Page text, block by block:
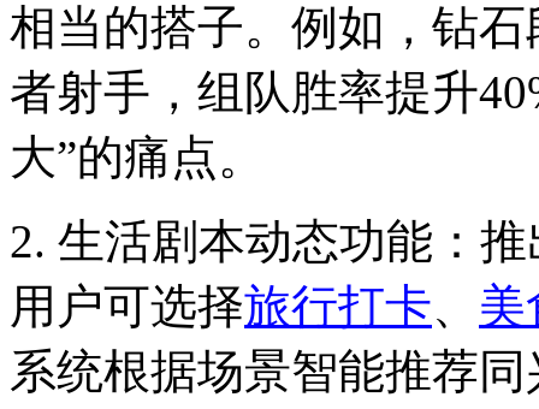
相当的搭子。例如，钻
者射手，组队胜率提升
大”的痛点。
2. 生活剧本动态功能：
用户可选择旅行打卡、 美
系统根据场景智能推荐